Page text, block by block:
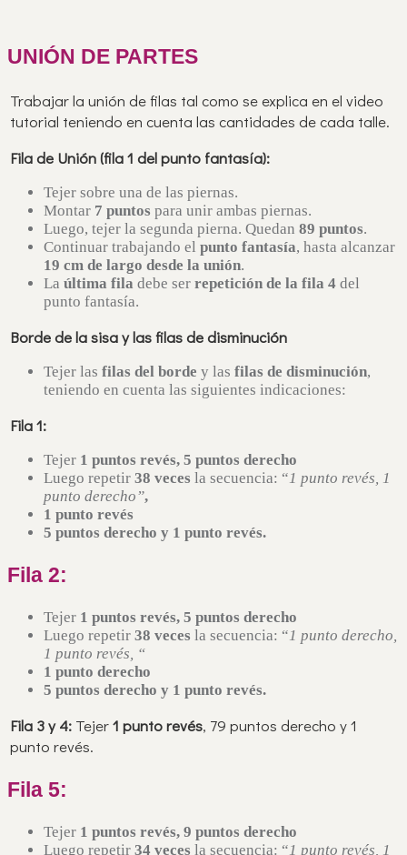
UNIÓN DE PARTES
Trabajar la unión de filas tal como se explica en el video
tutorial teniendo en cuenta las cantidades de cada talle.
Fila de Unión (fila 1 del punto fantasía):
Tejer sobre una de las piernas.
Montar 7 puntos para unir ambas piernas.
Luego, tejer la segunda pierna. Quedan 89 puntos.
Continuar trabajando el punto fantasía, hasta alcanzar
19 cm de largo desde la unión.
La última fila debe ser repetición de la fila 4 del
punto fantasía.
Borde de la sisa y las filas de disminución
Tejer las filas del borde y las filas de disminución,
teniendo en cuenta las siguientes indicaciones:
Fila 1:
Tejer 1 puntos revés, 5 puntos derecho
Luego repetir 38 veces la secuencia: “1 punto revés, 1
punto derecho”,
1 punto revés
5 puntos derecho y 1 punto revés.
Fila 2:
Tejer 1 puntos revés, 5 puntos derecho
Luego repetir 38 veces la secuencia: “1 punto derecho,
1 punto revés, “
1 punto derecho
5 puntos derecho y 1 punto revés.
Fila 3 y 4: Tejer1 punto revés, 79 puntos derecho y 1
punto revés.
Fila 5:
Tejer 1 puntos revés, 9 puntos derecho
Luego repetir 34 veces la secuencia: “1 punto revés, 1